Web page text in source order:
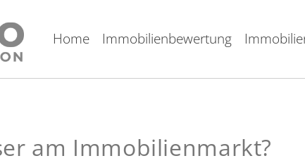
Home Immobilienbewertung
am Immobilienmarkt?